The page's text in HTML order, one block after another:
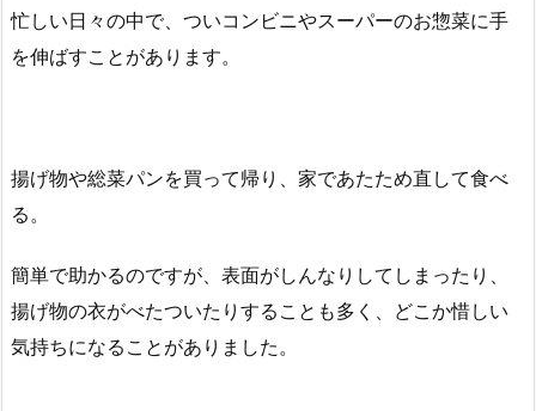
忙しい日々の中で、ついコンビニやスーパーのお惣菜に手
を伸ばすことがあります。
揚げ物や総菜パンを買って帰り、家であたため直して食べ
る。
簡単で助かるのですが、表面がしんなりしてしまったり、
揚げ物の衣がべたついたりすることも多く、どこか惜しい
気持ちになることがありました。